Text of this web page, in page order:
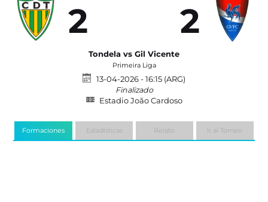
2 2
Tondela vs Gil Vicente
Primeira Liga
13-04-2026 - 16:15 (ARG)
Finalizado
Estadio João Cardoso
Formaciones Estadísticas Relato Ir al Torneo